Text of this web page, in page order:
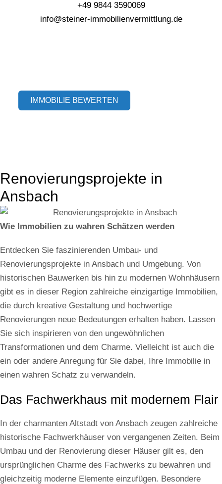
+49 9844 3590069
info@steiner-immobilienvermittlung.de
IMMOBILIE BEWERTEN
Renovierungsprojekte in
Ansbach
Wie Immobilien zu wahren Schätzen werden
Entdecken Sie faszinierenden Umbau- und
Renovierungsprojekte in Ansbach und Umgebung. Von
historischen Bauwerken bis hin zu modernen Wohnhäusern
gibt es in dieser Region zahlreiche einzigartige Immobilien,
die durch kreative Gestaltung und hochwertige
Renovierungen neue Bedeutungen erhalten haben. Lassen
Sie sich inspirieren von den ungewöhnlichen
Transformationen und dem Charme. Vielleicht ist auch die
ein oder andere Anregung für Sie dabei, Ihre Immobilie in
einen wahren Schatz zu verwandeln.
Das Fachwerkhaus mit modernem Flair
In der charmanten Altstadt von Ansbach zeugen zahlreiche
historische Fachwerkhäuser von vergangenen Zeiten. Beim
Umbau und der Renovierung dieser Häuser gilt es, den
ursprünglichen Charme des Fachwerks zu bewahren und
gleichzeitig moderne Elemente einzufügen. Besondere